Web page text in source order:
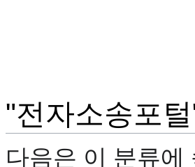
"전자소송포
다음은 이 분류에